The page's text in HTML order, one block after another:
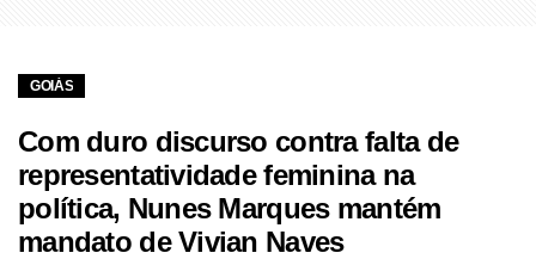
GOIÁS
Com duro discurso contra falta de
representatividade feminina na
política, Nunes Marques mantém
mandato de Vivian Naves